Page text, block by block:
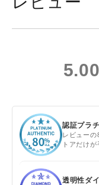
5.00
認証プラ
レビューの
トアだけが
透明性ダ